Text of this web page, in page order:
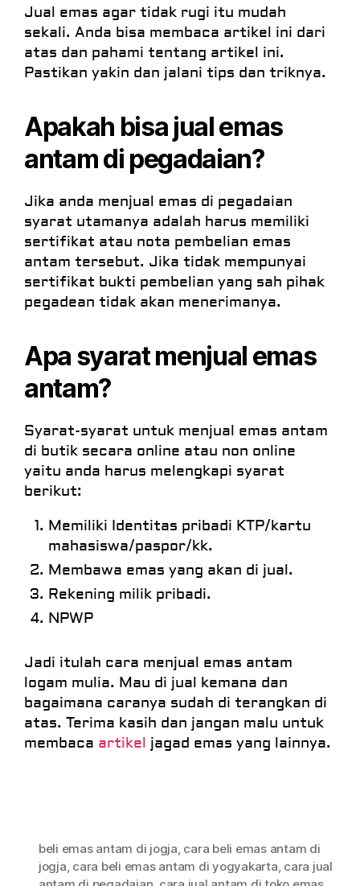
Jual emas agar tidak rugi itu mudah
sekali. Anda bisa membaca artikel ini dari
atas dan pahami tentang artikel ini.
Pastikan yakin dan jalani tips dan triknya.
Apakah bisa jual emas
antam di pegadaian?
Jika anda menjual emas di pegadaian
syarat utamanya adalah harus memiliki
sertifikat atau nota pembelian emas
antam tersebut. Jika tidak mempunyai
sertifikat bukti pembelian yang sah pihak
pegadean tidak akan menerimanya.
Apa syarat menjual emas
antam?
Syarat-syarat untuk menjual emas antam
di butik secara online atau non online
yaitu anda harus melengkapi syarat
berikut:
Memiliki Identitas pribadi KTP/kartu
mahasiswa/paspor/kk.
Membawa emas yang akan di jual.
Rekening milik pribadi.
NPWP
Jadi itulah cara menjual emas antam
logam mulia. Mau di jual kemana dan
bagaimana caranya sudah di terangkan di
atas. Terima kasih dan jangan malu untuk
membaca artikel jagad emas yang lainnya.
beli emas antam di jogja, cara beli emas antam di
jogja, cara beli emas antam di yogyakarta, cara jual